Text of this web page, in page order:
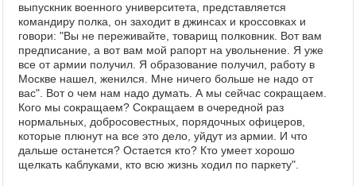
выпускник военного университета, представляется
командиру полка, он заходит в джинсах и кроссовках и
говори: "Вы не переживайте, товарищ полковник. Вот вам
предписание, а вот вам мой рапорт на увольнение. Я уже
все от армии получил. Я образование получил, работу в
Москве нашел, женился. Мне ничего больше не надо от
вас". Вот о чем нам надо думать. А мы сейчас сокращаем.
Кого мы сокращаем? Сокращаем в очередной раз
нормальных, добросовестных, порядочных офицеров,
которые плюнут на все это дело, уйдут из армии. И что
дальше останется? Остается кто? Кто умеет хорошо
щелкать каблуками, кто всю жизнь ходил по паркету".